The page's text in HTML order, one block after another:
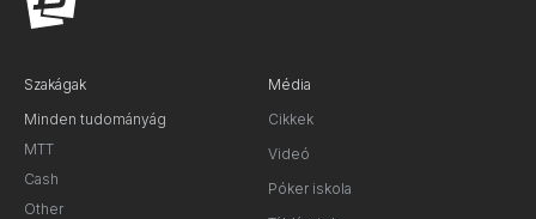
Szakágak
Minden tudományág
MTT
Cash
Other
Média
Cikkek
Videó
Póker iskola